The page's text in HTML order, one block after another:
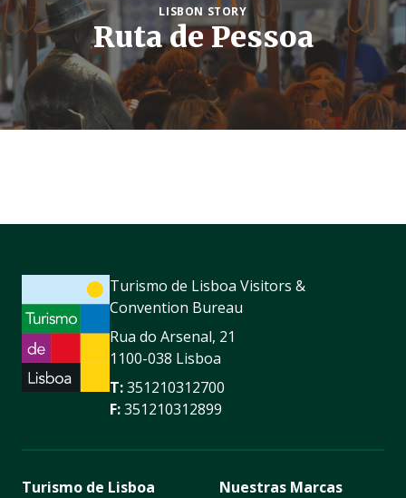
LISBON STORY
Ruta de Pessoa
Turismo de Lisboa Visitors &
Convention Bureau
Rua do Arsenal, 21
1100-038 Lisboa
T:351210312700
F:351210312899
Turismo de Lisboa
Nuestras Marcas